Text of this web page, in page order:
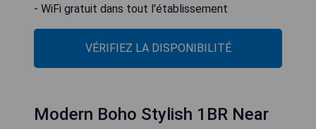
- WiFi gratuit dans tout l'établissement
VÉRIFIEZ LA DISPONIBILITÉ
Modern Boho Stylish 1BR Near